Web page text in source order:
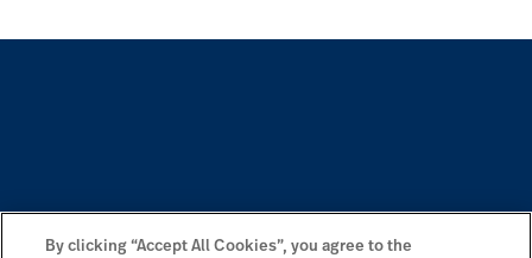
By clicking “Accept All Cookies”, you agree to the